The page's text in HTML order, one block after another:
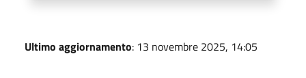
Ultimo aggiornamento: 13 novembre 2025, 14:05